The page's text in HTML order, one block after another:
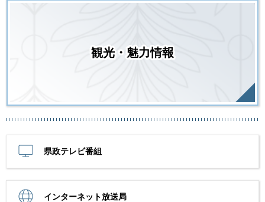
観光・魅力情報
県政テレビ番組
インターネット放送局